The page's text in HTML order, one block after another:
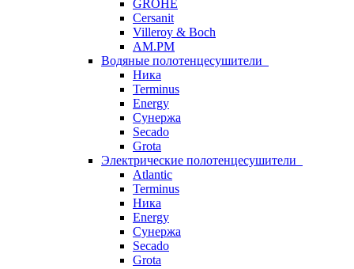
GROHE
Cersanit
Villeroy & Boch
AM.PM
Водяные полотенцесушители
Ника
Terminus
Energy
Сунержа
Secado
Grota
Электрические полотенцесушители
Atlantic
Terminus
Ника
Energy
Сунержа
Secado
Grota